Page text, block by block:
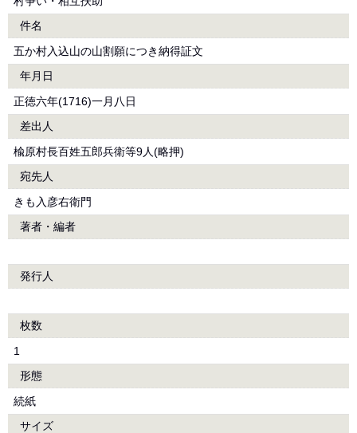
件名
五か村入込山の山割願につき納得証文
年月日
正徳六年(1716)一月八日
差出人
楡原村長百姓五郎兵衛等9人(略押)
宛先人
きも入彦右衛門
著者・編者
発行人
枚数
1
形態
続紙
サイズ